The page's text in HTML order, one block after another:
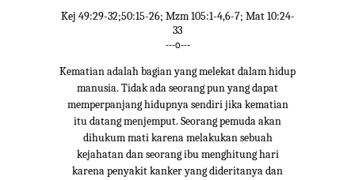
Kej 49:29-32;50:15-26; Mzm 105:1-4,6-7; Mat 10:24-
33
---o---
Kematian adalah bagian yang melekat dalam hidup
manusia. Tidak ada seorang pun yang dapat
memperpanjang hidupnya sendiri jika kematian
itu datang menjemput. Seorang pemuda akan
dihukum mati karena melakukan sebuah
kejahatan dan seorang ibu menghitung hari
karena penyakit kanker yang dideritanya dan